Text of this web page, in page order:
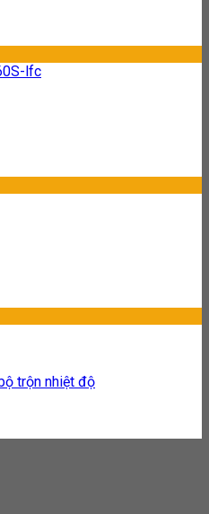
trộn nhiệt độ